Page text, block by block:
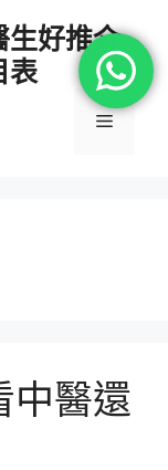
生好推介
表
選
中醫還